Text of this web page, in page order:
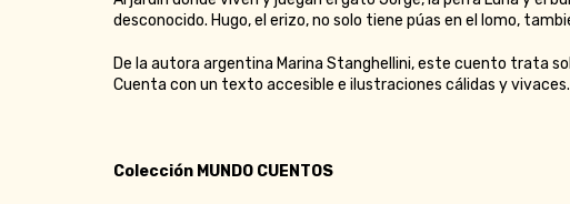
desconocido. Hugo, el erizo, no solo tiene púas en el lomo,
De la autora argentina Marina Stanghellini, este cuento trata
Cuenta con un texto accesible e ilustraciones cálidas y vivaces.
Colección MUNDO CUENTOS